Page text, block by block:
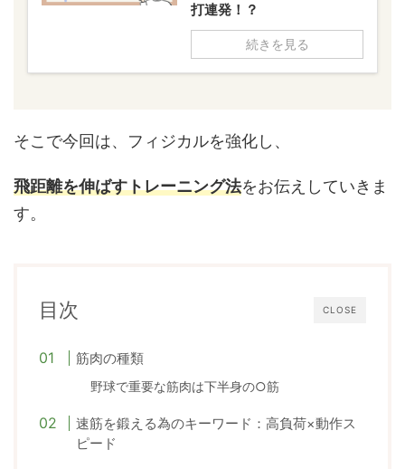
打連発！？
続きを見る
そこで今回は、フィジカルを強化し、
飛距離を伸ばすトレーニング法をお伝えしていきま
す。
CLOSE
目次
筋肉の種類
野球で重要な筋肉は下半身の○筋
速筋を鍛える為のキーワード：高負荷×動作ス
ピード